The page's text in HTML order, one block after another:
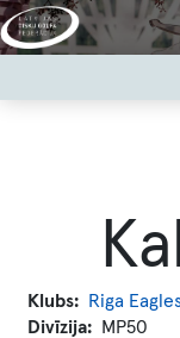
Skip
to
menu
Klubs
Riga
Divīzija
MP50